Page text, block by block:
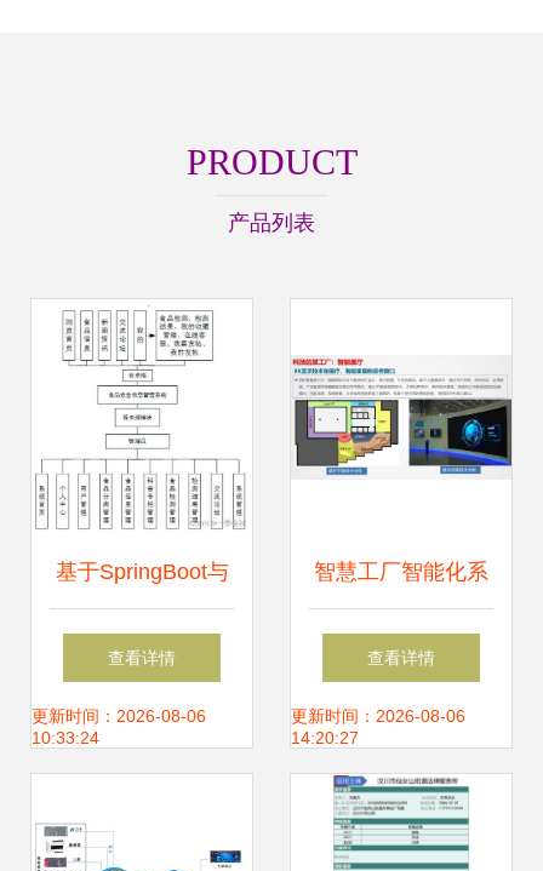
PRODUCT
产品列表
基于SpringBoot与
Vue的食品安全信
息管理系统设计与
查看详情
更新时间：2026-08-06
10:33:24
智慧工厂智能化系
统整体解决方案与
信息系统集成服务
查看详情
更新时间：2026-08-06
14:20:27